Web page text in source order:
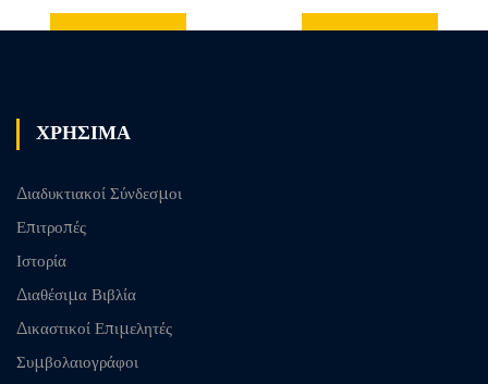
ΧΡΗΣΙΜΑ
Διαδυκτιακοί Σύνδεσμοι
Επιτροπές
Ιστορία
Διαθέσιμα Βιβλία
Δικαστικοί Επιμελητές
Συμβολαιογράφοι